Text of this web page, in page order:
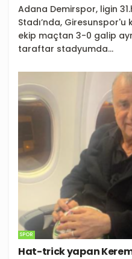
Adana Demirspor, ligin
Stadı’nda,
ekip maçtan 3-0 galip
taraftar stadyumda...
SPOR
Hat-trick yapan